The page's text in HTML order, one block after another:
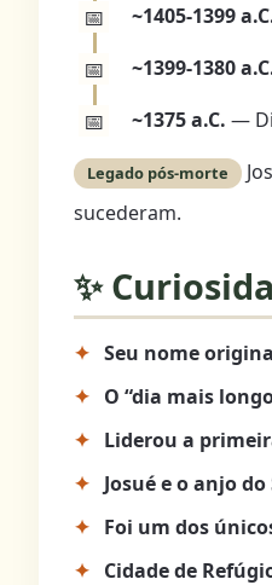
~1405-1399
~1399-1380
~1375 a.C. —
Legado pós-morte
sucederam.
✨
Seu nome
O “dia mais
Liderou a
Josué e o anjo
Foi um dos
Cidade de